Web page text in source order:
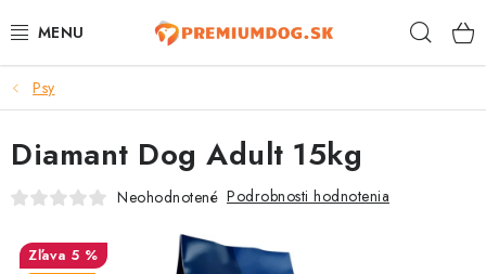
na
TOP 100 PRODUKTOV
NOVINKY
AKCIE
ÚTULKY
Psy
Diamant Dog Adult 15kg
Neohodnotené Podrobnosti hodnotenia
5 %